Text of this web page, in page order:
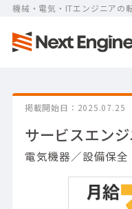
機械・電気・ITエンジニアの
掲載開始日 2025.07.25
サービスエン
電気機器／設備保全